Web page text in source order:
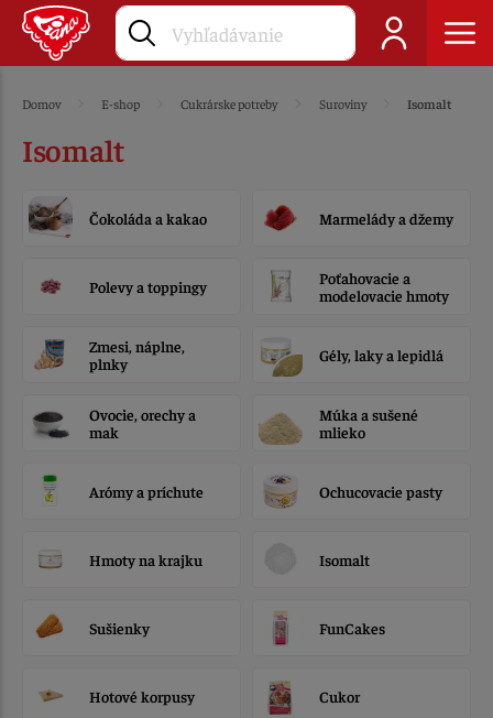
Domov E-shop Cukrárske potreby Suroviny Isomalt
Isomalt
Čokoláda a kakao Marmelády a džemy
Polevy a toppingy
Poťahovacie a
modelovacie hmoty
Zmesi, náplne,
plnky
Gély, laky a lepidlá
Ovocie, orechy a
mak
Múka a sušené
mlieko
Arómy a príchute Ochucovacie pasty
Hmoty na krajku Isomalt
Sušienky FunCakes
Hotové korpusy Cukor